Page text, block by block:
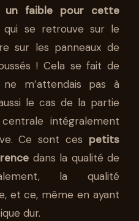
un faible pour cette
qui se retrouve sur le
sur les panneaux de
! Cela se fait de
m’attendais pas à
le cas de la partie
intégralement
Ce sont ces petits
dans la qualité de
la qualité
et ce, même en ayant
dur.